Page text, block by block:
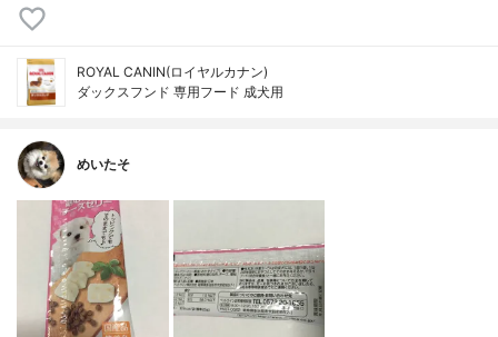
ROYAL CANIN(ロイヤルカナン)
ダックスフンド 専用フード 成犬用
めいたそ